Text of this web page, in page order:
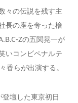
々の伝説を残す主
長の座を奪った檜
Zの五関晃一が
いコンビペナルテ
香らが出演する。
壇した東京初日